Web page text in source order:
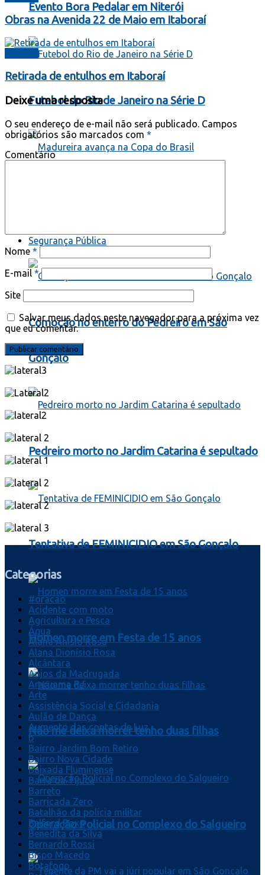
Evento Bora Pedalar em Niterói
Futebol do Rio de Janeiro na Série D
Segurança Pública
Comoção no enterro do Pedreiro em São
Gonçalo
Pedreiro morto no Jardim Catarina é sepultado
Tentativa de FEMINICIDIO em São Gonçalo
Homen morre em Festa de 15 anos
Não me deixa morrer tenho duas filhas
Operação Policial no Complexo do Salgueiro
Obras na Avenida 22 de Maio em Itaboraí
Retirada de entulhos em Itaboraí
Deixe uma resposta
O seu endereço de e-mail não será publicado. Campos
obrigatórios são marcados com *
Comentário
Nome *
E-mail *
Site
Salvar meus dados neste navegador para a próxima vez
que eu comentar.
Categorias
#oracao
Acidente com moto
Agricultura e Pesca
Água
Alana Anísio Rosa
Alana Dionísio Rosa
Alcântara
Anjos da Madrugada
Araruama RJ
Arte
Assistência Social e Cidadania
Aulão de Dança
Aumento das contas de Luz
b
Bairro Jardim Bom Retiro
Bairro Nova Cidade
Baixada Fluminense
Barra da Tijuca
Barreto
Barricada Zero
Batalhão da polícia militar
Belford Roxo
Benedita da Silva
Bernardo Rossi
Bispo Macedo
Botafogo